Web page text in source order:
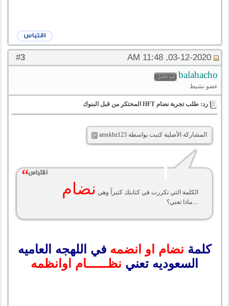
#
3 03-12-2020, 11:48 AM
balahacho
عضو نشيط
رد: طلب تجربة نضام HFT المحتكر من قبل البنوك
المشاركة الأصلية كتبت بواسطة amskhz123
الكلمة التي تكررت في كتابتك كثيراً وهي نضام
....ماذا تعني؟
كلمة نضام او انضمه في اللهجه العاميه
السعوديه تعني نظــــــام اوانظمه